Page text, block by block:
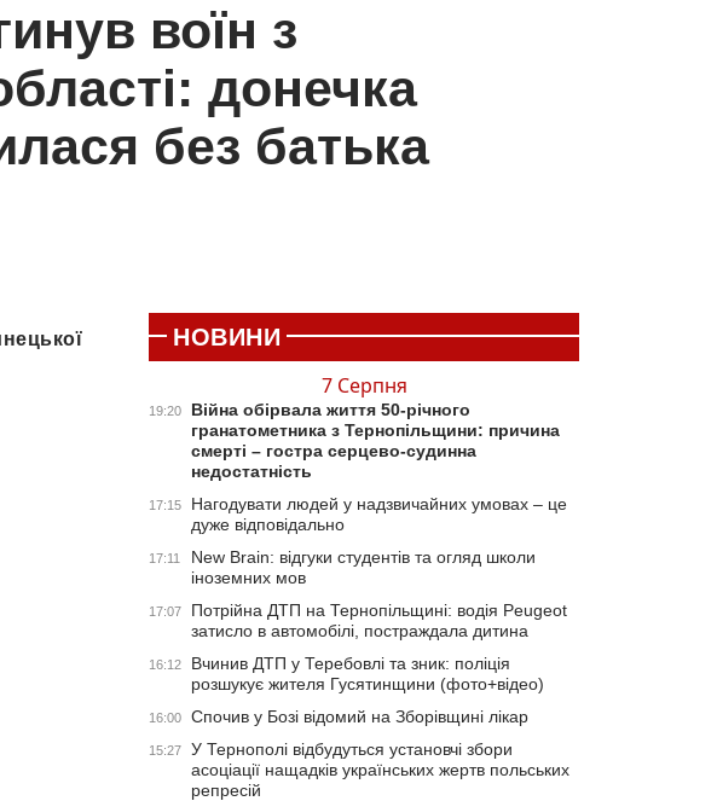
воїн з
донечка
без батька
НОВИНИ
7 Серпня
19:20
Війна обірвала життя 50-річного
гранатометника з Тернопільщини: причина
смерті – гостра серцево-судинна
недостатність
17:15
Нагодувати людей у надзвичайних умовах – це
дуже відповідально
17:11
New Brain: відгуки студентів та огляд школи
іноземних мов
17:07
Потрійна ДТП на Тернопільщині: водія Peugeot
затисло в автомобілі, постраждала дитина
16:12
Вчинив ДТП у Теребовлі та зник: поліція
розшукує жителя Гусятинщини (фото+відео)
16:00 Спочив у Бозі відомий на Зборівщині лікар
15:27
У Тернополі відбудуться установчі збори
асоціації нащадків українських жертв польських
репресій